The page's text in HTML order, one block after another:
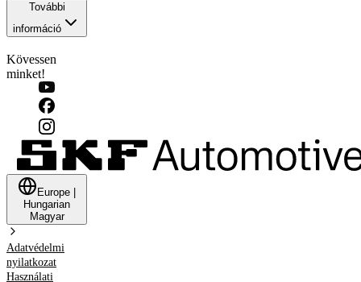
További
információ
Kövessen
minket!
Europe
Hungarian
Magyar
Adatvédelmi
nyilatkozat
Használati